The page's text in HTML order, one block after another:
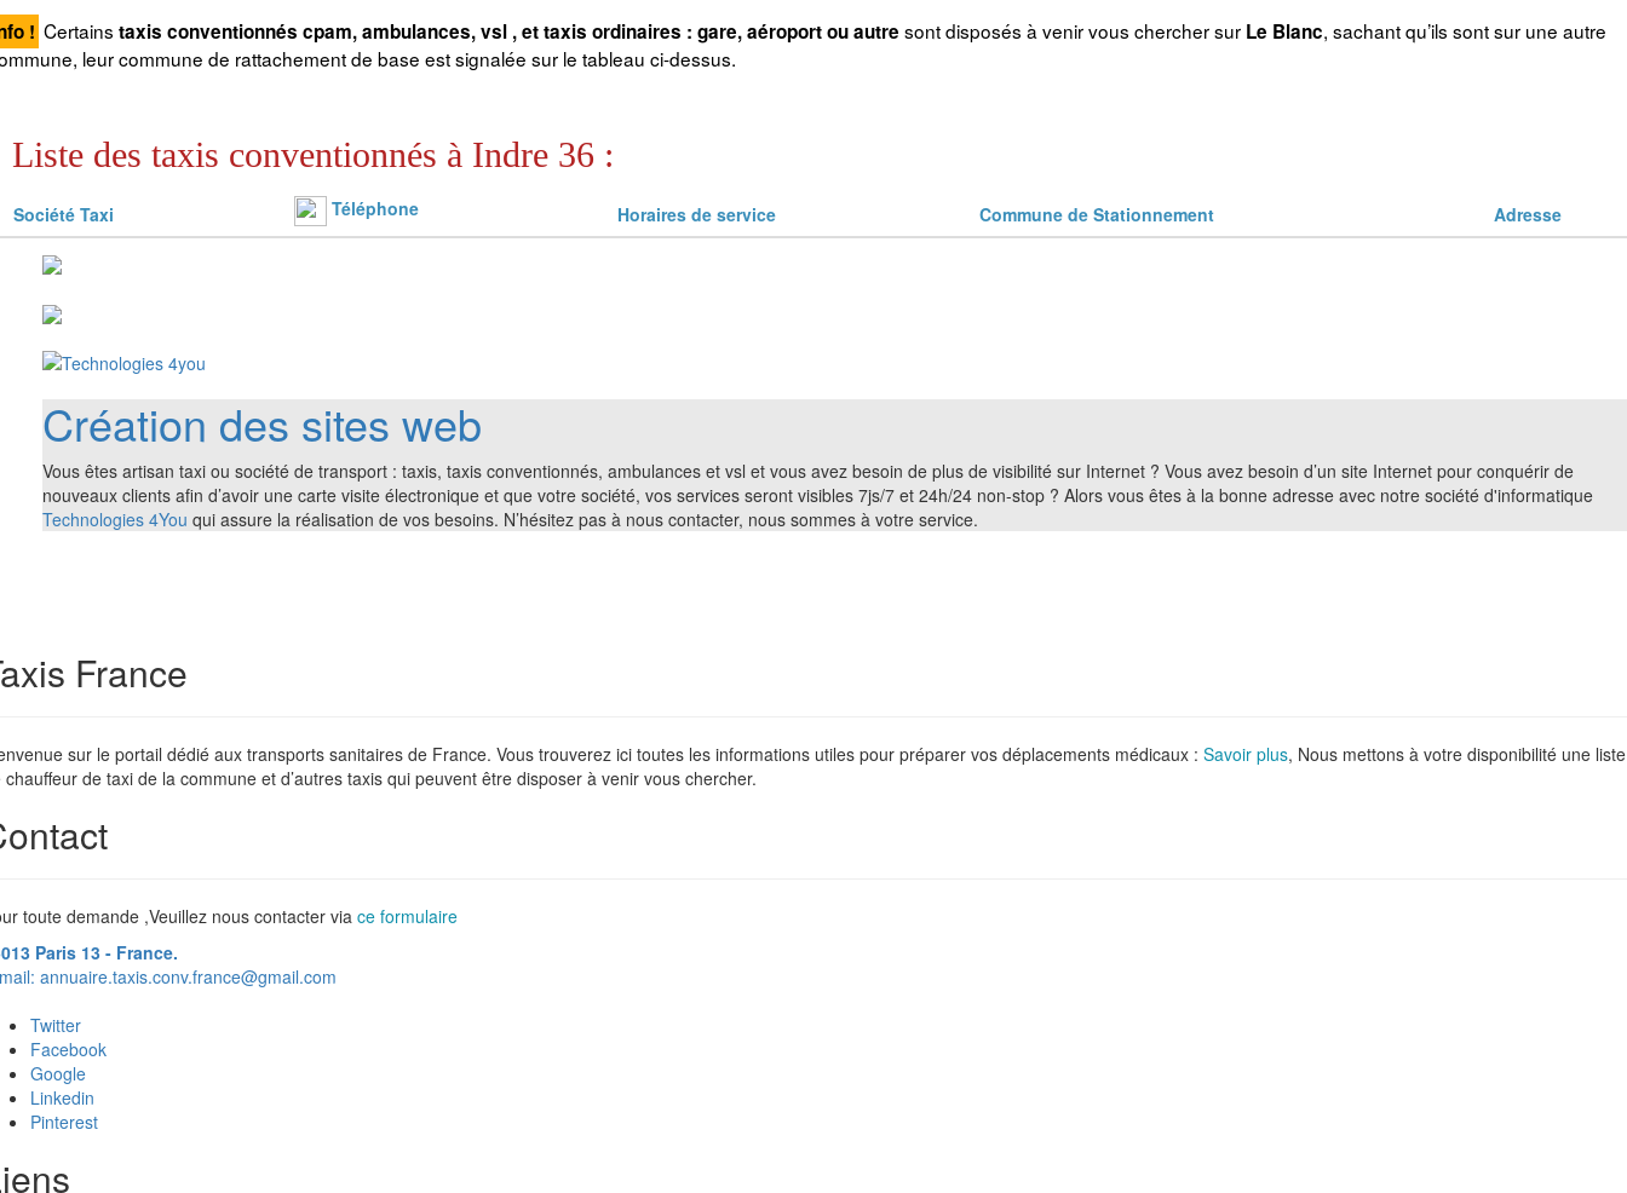
! Certainstaxis conventionnés cpam, ambulances, vsl , et taxis ordinaires : gare, aéroport ou autresont disposés à venir vous chercher sur Le Blanc, sachant qu’ils sont sur une autre
leur commune de rattachement de base est signalée sur le tableau ci-dessus.
Liste des taxis conventionnés à Indre 36 :
Société Taxi Téléphone Horaires de service Commune de Stationnement Adresse
Création des sites web
Vous êtes artisan taxi ou société de transport : taxis, taxis conventionnés, ambulances et vsl et vous avez besoin de plus de visibilité sur Internet ? Vous avez besoin d’un site Internet pour conquérir de
nouveaux clients afin d’avoir une carte visite électronique et que votre société, vos services seront visibles 7js/7 et 24h/24 non-stop ? Alors vous êtes à la bonne adresse avec notre société d'informatique
Technologies 4You qui assure la réalisation de vos besoins. N’hésitez pas à nous contacter, nous sommes à votre service.
France
sur le portail dédié aux transports sanitaires de France. Vous trouverez ici toutes les informations utiles pour préparer vos déplacements médicaux : Savoir plus, Nous mettons à votre disponibilité une liste
chauffeur de taxi de la commune et d’autres taxis qui peuvent être disposer à venir vous chercher.
toute demande ,Veuillez nous contacter via ce formulaire
Paris 13 - France.
annuaire.taxis.conv.france@gmail.com
Twitter
Facebook
Google
Linkedin
Pinterest